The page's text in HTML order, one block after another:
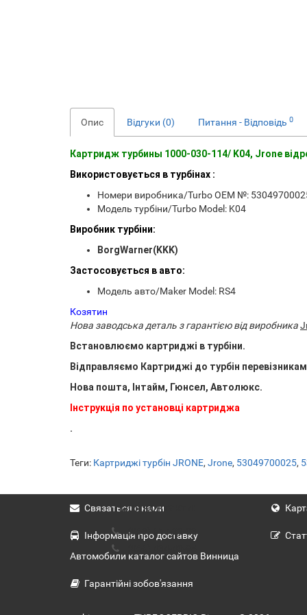
Опис Відгуки (0) Питання - Відповідь 0
Картридж турбины 1000-030-114/ K04, Jrone
Використовується в турбінах :
Номери виробника/Turbo OEM №:
Модель турбіни/Turbo Model: K04
Виробник турбіни:
BorgWarner(KKK)
Застосовується в авто:
Модель авто/Maker Model: RS4
Козятин
Нова заводська деталь з гарантією від виробника
Встановлюємо картриджі в турбіни.
Відправляємо Картриджі до турбін
Нова пошта, Інтайм, Гюнсел, Автолюкс.
Інструкція по установці картриджа
.
Теги: Картриджі турбін JRONE, Jrone, 53049700025,
Наші контакти:
(063) 617-23-03
Связаться с нами
Інформація про доставку
Автомобили каталог сайтов Винница
Гарантійні зобов'язання